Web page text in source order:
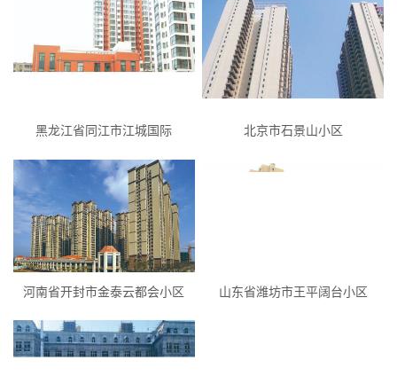
黑龙江省同江市江城国际 北京市石景山小区
河南省开封市金泰云都会小区 山东省潍坊市王平阔台小区